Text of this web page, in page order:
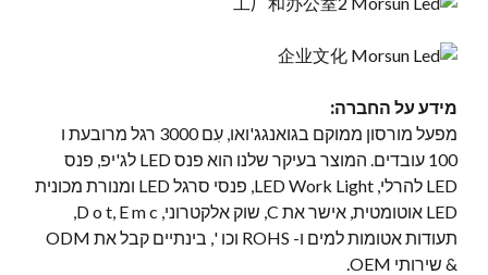
מידע על החברה:
מפעל מורסון ממוקם בגואנגג'ואו, עִם 3000 רגל מרובעת ו
100 עובדים. המוצר בעיקר שלנו הוא פנס LED לג'יפ, פנס
LED להרלי, LED Work Light, פנסי סרגל LED ומנורת מכונית
תעודות אטומות למים ו- ROHS וכו ', בינתיים קבל את ODM
& שירותי OEM.